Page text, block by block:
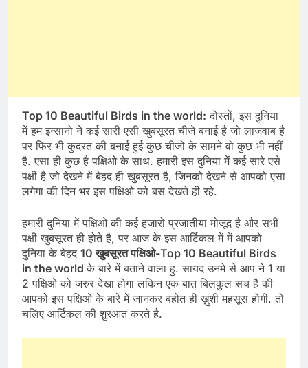
Top 10 Beautiful Birds in the world: दोस्तों, इस दुनिया
में हम इन्सानो ने कई सारी एसी खुबसूरत चीजे बनाई है जो लाजवाब है
पर फिर भी कुदरत की बनाई हुई कुछ चीजो के सामने वो कुछ भी नहीं
है. एसा ही कुछ है पक्षिओ के साथ. हमारी इस दुनिया में कई सारे एसे
पक्षी है जो देखने में बेहद ही खुबसूरत है, जिनको देखने से आपको एसा
लगेगा की दिन भर इस पक्षिओ को बस देखते ही रहे.
हमारी दुनिया में पक्षिओ की कई हजारो प्रजातीया मोजूद है और सभी
पक्षी खुबसूरत ही होते है, पर आज के इस आर्टिकल में में आपको
दुनिया के बेहद 10 खुबसूरत पक्षिओ-Top 10 Beautiful Birds
in the worldके बारे में बताने वाला हु. सायद उनमे से आप ने 1 या
2 पक्षिओ को जरुर देखा होगा लकिन एक बात बिलकुल सच है की
आपको इस पक्षिओ के बारे में जानकर बहोत ही ख़ुशी महसूस होगी. तो
चलिए आर्टिकल की शुरआत करते है.